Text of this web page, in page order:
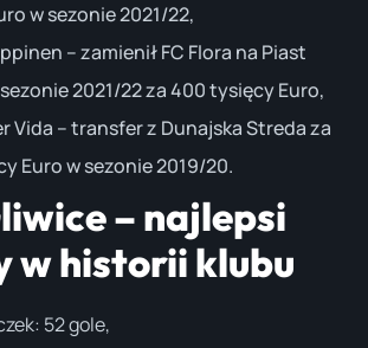
w sezonie 2021/22,
– zamienił FC Flora na Piast
2021/22 za 400 tysięcy Euro,
Vida – transfer z Dunajska Streda za
Euro w sezonie 2019/20.
– najlepsi
w historii klubu
52 gole,